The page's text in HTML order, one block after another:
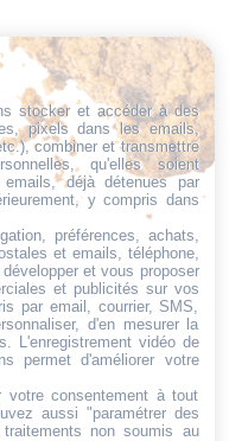
ce qu'il vous faut,
au bon endroit
stocker et accéder à des
pixels dans les emails,
combiner et transmettre
qu'elles soient
déjà détenues par
y compris dans
préférences, achats,
et emails, téléphone,
et vous proposer
et publicités sur vos
par email, courrier, SMS,
d'en mesurer la
L'enregistrement vidéo de
permet d'améliorer votre
consentement à tout
aussi "paramétrer des
non soumis au